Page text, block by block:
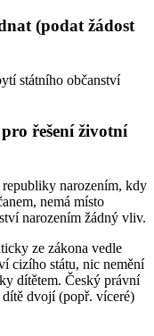
(podat žádost
státního občanství
řešení životní
narozením, kdy
nemá místo
narozením žádný vliv.
ze zákona vedle
cizího státu, nic nemění
dítětem. Český právní
dvojí (popř. víceré)